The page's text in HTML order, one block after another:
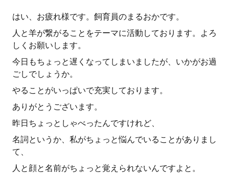
はい、お疲れ様です。飼育員のまるおかです。
人と羊が繋がることをテーマに活動しております。よろ
しくお願いします。
今日もちょっと遅くなってしまいましたが、いかがお過
ごしでしょうか。
やることがいっぱいで充実しております。
ありがとうございます。
昨日ちょっとしゃべったんですけれど、
名詞というか、私がちょっと悩んでいることがありまし
て、
人と顔と名前がちょっと覚えられないんですよと。